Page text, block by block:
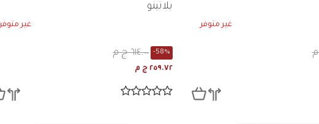
غير متوفر
بلاتينو
غير متوفر
٦١٤.٠٠ ج م -58%
٢٥٩.٧٢ ج م